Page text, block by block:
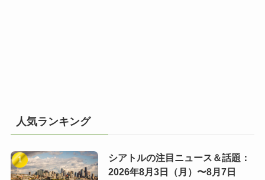
人気ランキング
シアトルの注目ニュース＆話題：
2026年8月3日（月）〜8月7日